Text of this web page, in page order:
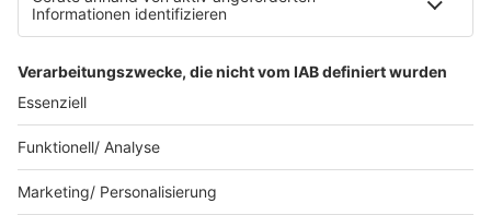
Was macht eigentlich?
Back to the 90s
Mitmachen
Aktionen & Events
90s90s Countdown